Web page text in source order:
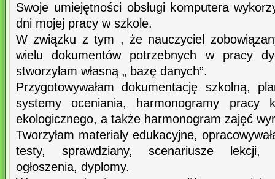
Swoje umiejętności obsługi komputera
dni mojej pracy w szkole.
W związku z tym , że nauczyciel
wielu dokumentów potrzebnych w pracy
stworzyłam własną „ bazę danych”.
Przygotowywałam dokumentację szkolną,
systemy oceniania, harmonogramy pracy
ekologicznego, a także harmonogram zajęć
Tworzyłam materiały edukacyjne,
testy, sprawdziany, scenariusze lekcji,
ogłoszenia, dyplomy.